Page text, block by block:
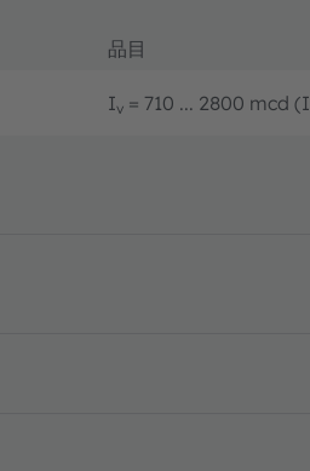
品目
Iv = 710 ... 2800 mcd (I